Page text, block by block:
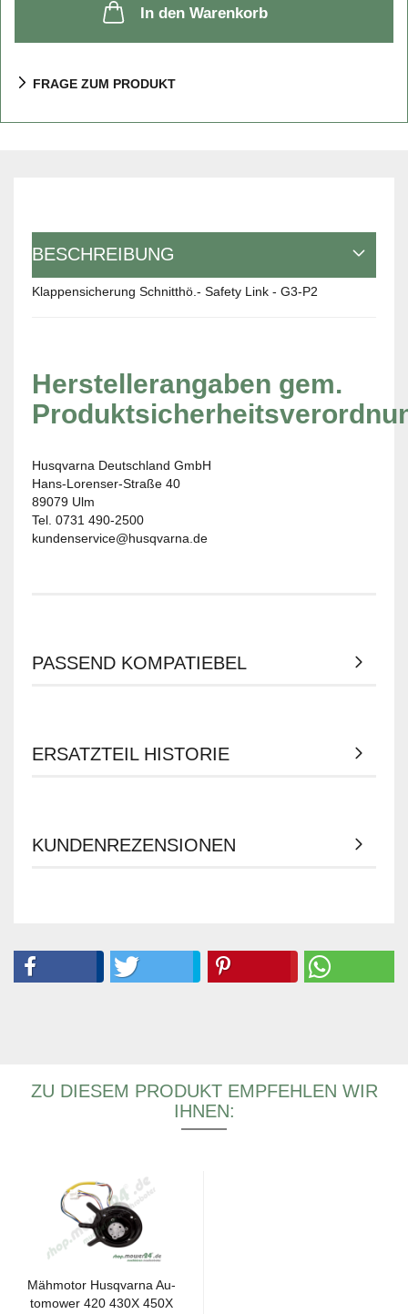
In den Warenkorb
FRAGE ZUM PRODUKT
BESCHREIBUNG
Klappensicherung Schnitthö.- Safety Link - G3-P2
Herstellerangaben gem.
Husqvarna Deutschland GmbH
Hans-Lorenser-Straße 40
89079 Ulm
Tel. 0731 490-2500
kundenservice@husqvarna.de
PASSEND KOMPATIEBEL
ERSATZTEIL HISTORIE
KUNDENREZENSIONEN
ZU DIESEM PRODUKT EMPFEHLEN WIR
IHNEN:
Mäh­mo­tor Hus­qvar­na Au­
to­mower 420 430X 450X